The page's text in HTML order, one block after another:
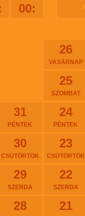
00:
26
VASÁRNAP
25
SZOMBAT
31
PÉNTEK
24
PÉNTEK
30
CSÜTÖRTÖK
23
CSÜTÖRTÖK
29
SZERDA
22
SZERDA
28 21